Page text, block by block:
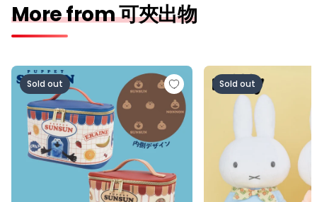
More from 可夾出物
パペットスンスン バニティポーチ vol.2
Sold out
ミッフィー 特大サ
Sold out